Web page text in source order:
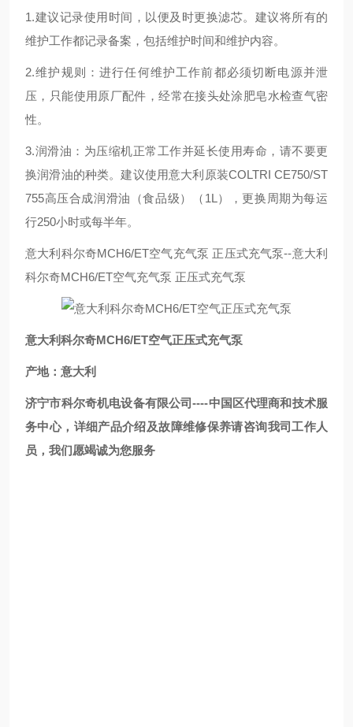
1.建议记录使用时间，以便及时更换滤芯。建议将所有的
维护工作都记录备案，包括维护时间和维护内容。
2.维护规则：进行任何维护工作前都必须切断电源并泄
压，只能使用原厂配件，经常在接头处涂肥皂水检查气密
性。
3.润滑油：为压缩机正常工作并延长使用寿命，请不要更
换润滑油的种类。建议使用意大利原装COLTRI CE750/ST
755高压合成润滑油（食品级）（1L），更换周期为每运
行250小时或每半年。
意大利科尔奇MCH6/ET空气充气泵 正压式充气泵--意大利
科尔奇MCH6/ET空气充气泵 正压式充气泵
意大利科尔奇MCH6/ET空气正压式充气泵
产地：意大利
济宁市科尔奇机电设备有限公司----中国区代理商和技术服
务中心，详细产品介绍及故障维修保养请咨询我司工作人
员，我们愿竭诚为您服务